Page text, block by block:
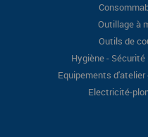
Outillage à
Outils de
Hygiène -
Equipements
Electricité-